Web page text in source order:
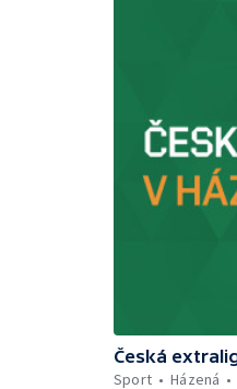
Česká
Sport
Házená